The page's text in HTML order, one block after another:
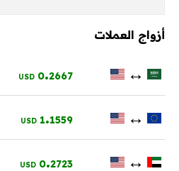
أزواج العملات
↔
0.2667
USD
↔
1.1559
USD
↔
0.2723
USD